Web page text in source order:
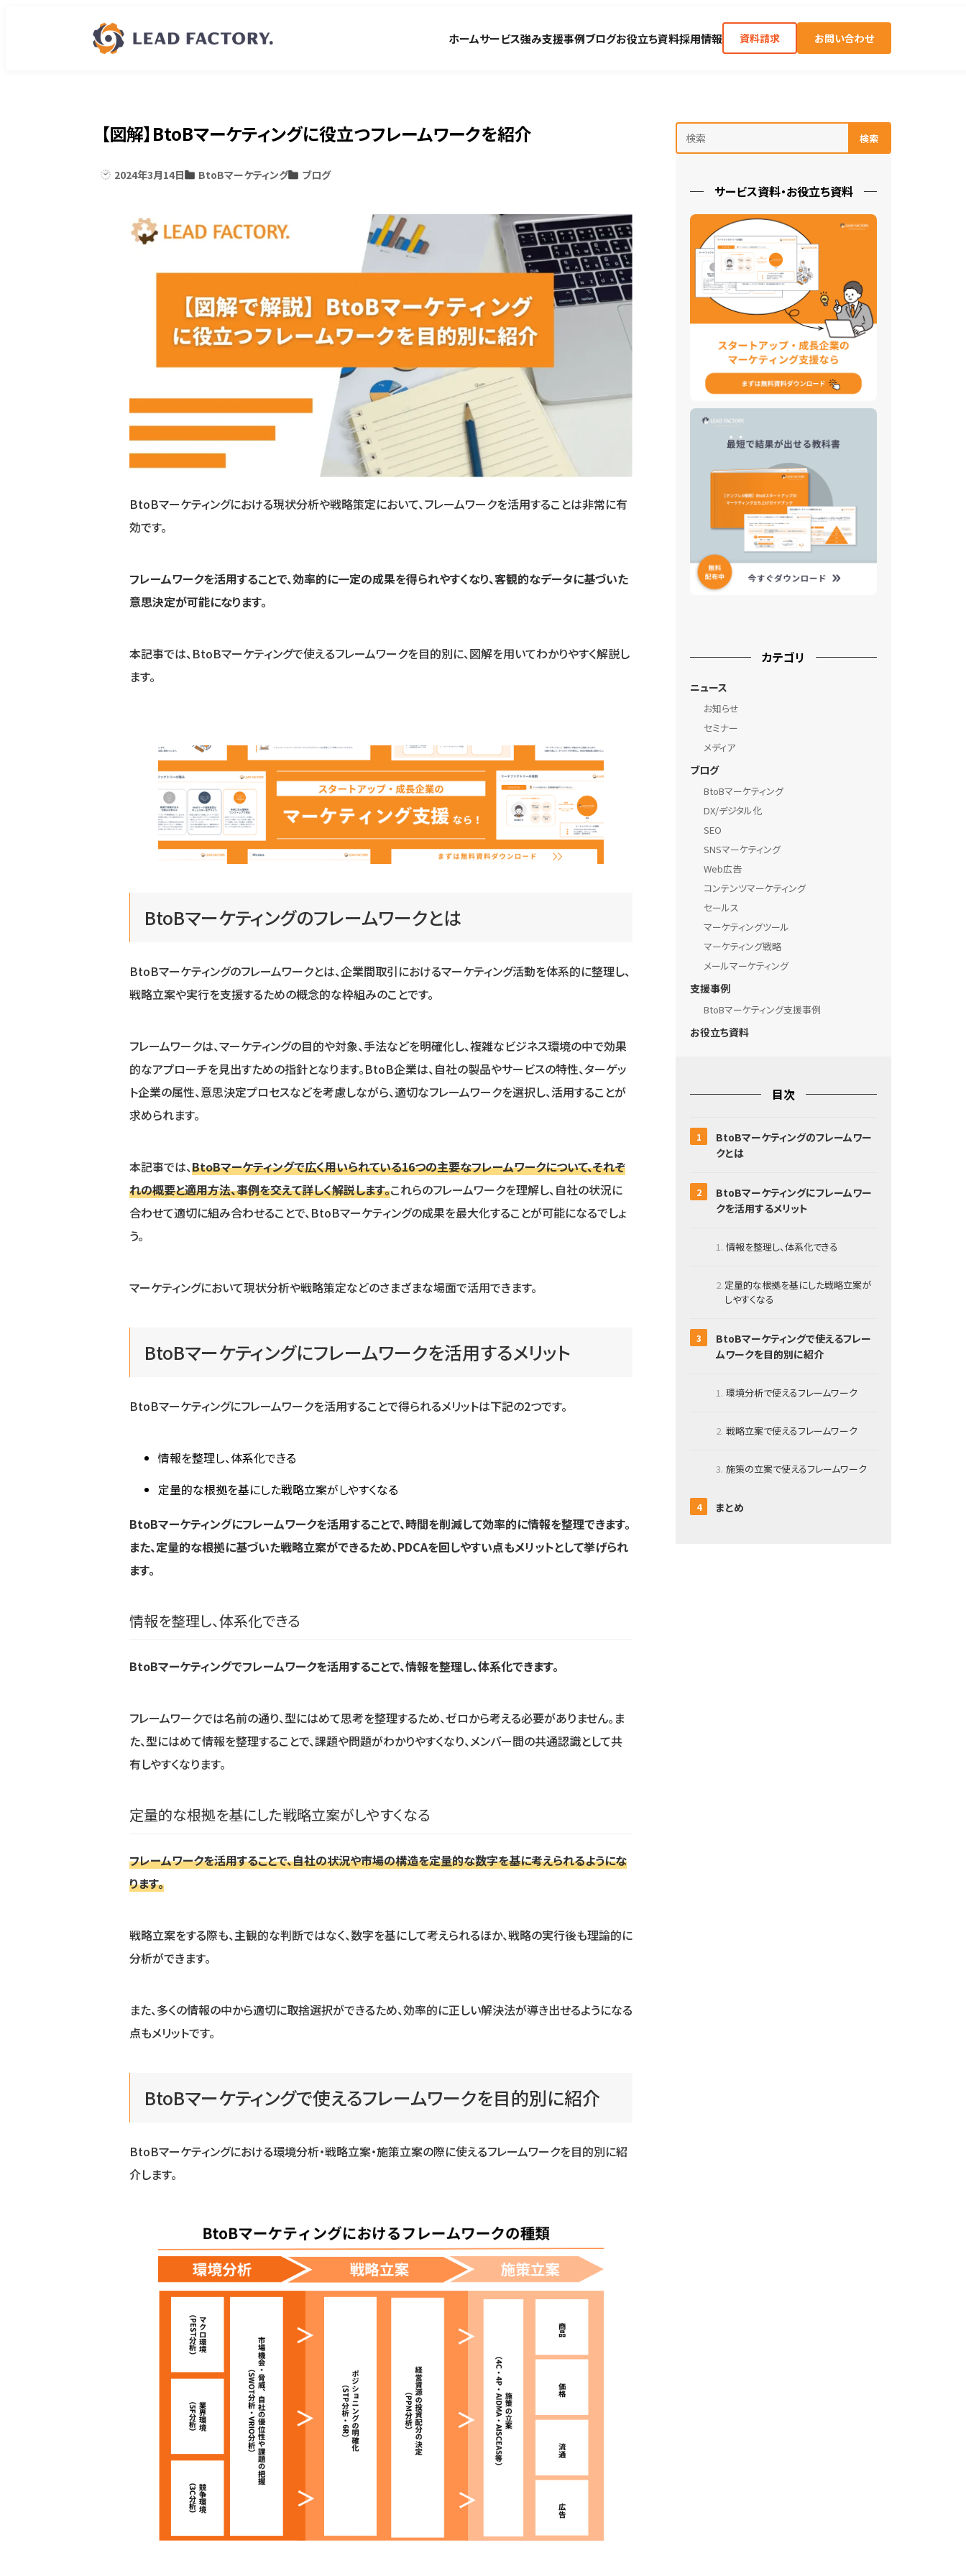
ホームサービス強み支援事例ブログお役立ち資料採用情報 資料請求 お問い合わせ
【図解】BtoBマーケティングに役立つフレームワークを紹介
2024年3月14日 BtoBマーケティング ブログ
BtoBマーケティングにおける現状分析や戦略策定において、フレームワークを活用することは非常に有
効です。
フレームワークを活用することで、効率的に一定の成果を得られやすくなり、客観的なデータに基づいた
意思決定が可能になります。
本記事では、BtoBマーケティングで使えるフレームワークを目的別に、図解を用いてわかりやすく解説し
ます。
BtoBマーケティングのフレームワークとは
BtoBマーケティングのフレームワークとは、企業間取引におけるマーケティング活動を体系的に整理し、
戦略立案や実行を支援するための概念的な枠組みのことです。
フレームワークは、マーケティングの目的や対象、手法などを明確化し、複雑なビジネス環境の中で効果
的なアプローチを見出すための指針となります。BtoB企業は、自社の製品やサービスの特性、ターゲッ
ト企業の属性、意思決定プロセスなどを考慮しながら、適切なフレームワークを選択し、活用することが
求められます。
本記事では、BtoBマーケティングで広く用いられている16つの主要なフレームワークについて、それぞ
れの概要と適用方法、事例を交えて詳しく解説します。これらのフレームワークを理解し、自社の状況に
合わせて適切に組み合わせることで、BtoBマーケティングの成果を最大化することが可能になるでしょ
う。
マーケティングにおいて現状分析や戦略策定などのさまざまな場面で活用できます。
BtoBマーケティングにフレームワークを活用するメリット
BtoBマーケティングにフレームワークを活用することで得られるメリットは下記の2つです。
情報を整理し、体系化できる
定量的な根拠を基にした戦略立案がしやすくなる
BtoBマーケティングにフレームワークを活用することで、時間を削減して効率的に情報を整理できます。
また、定量的な根拠に基づいた戦略立案ができるため、PDCAを回しやすい点もメリットとして挙げられ
ます。
情報を整理し、体系化できる
BtoBマーケティングでフレームワークを活用することで、情報を整理し、体系化できます。
フレームワークでは名前の通り、型にはめて思考を整理するため、ゼロから考える必要がありません。ま
た、型にはめて情報を整理することで、課題や問題がわかりやすくなり、メンバー間の共通認識として共
有しやすくなります。
定量的な根拠を基にした戦略立案がしやすくなる
フレームワークを活用することで、自社の状況や市場の構造を定量的な数字を基に考えられるようにな
ります。
戦略立案をする際も、主観的な判断ではなく、数字を基にして考えられるほか、戦略の実行後も理論的に
分析ができます。
また、多くの情報の中から適切に取捨選択ができるため、効率的に正しい解決法が導き出せるようになる
点もメリットです。
BtoBマーケティングで使えるフレームワークを目的別に紹介
BtoBマーケティングにおける環境分析・戦略立案・施策立案の際に使えるフレームワークを目的別に紹
介します。
検索
サービス資料・お役立ち資料
カテゴリ
ニュース
お知らせ
セミナー
メディア
ブログ
BtoBマーケティング
DX/デジタル化
SEO
SNSマーケティング
Web広告
コンテンツマーケティング
セールス
マーケティングツール
マーケティング戦略
メールマーケティング
支援事例
BtoBマーケティング支援事例
お役立ち資料
目次
BtoBマーケティングのフレームワー
クとは
BtoBマーケティングにフレームワー
クを活用するメリット
情報を整理し、体系化できる
定量的な根拠を基にした戦略立案が
しやすくなる
BtoBマーケティングで使えるフレー
ムワークを目的別に紹介
環境分析で使えるフレームワーク
戦略立案で使えるフレームワーク
施策の立案で使えるフレームワーク
まとめ